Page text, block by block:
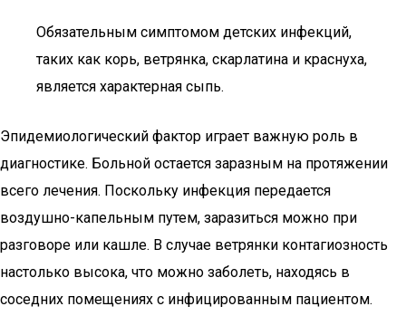
Обязательным симптомом детских инфекций,
таких как корь, ветрянка, скарлатина и краснуха,
является характерная сыпь.
Эпидемиологический фактор играет важную роль в
диагностике. Больной остается заразным на протяжении
всего лечения. Поскольку инфекция передается
воздушно-капельным путем, заразиться можно при
разговоре или кашле. В случае ветрянки контагиозность
настолько высока, что можно заболеть, находясь в
соседних помещениях с инфицированным пациентом.